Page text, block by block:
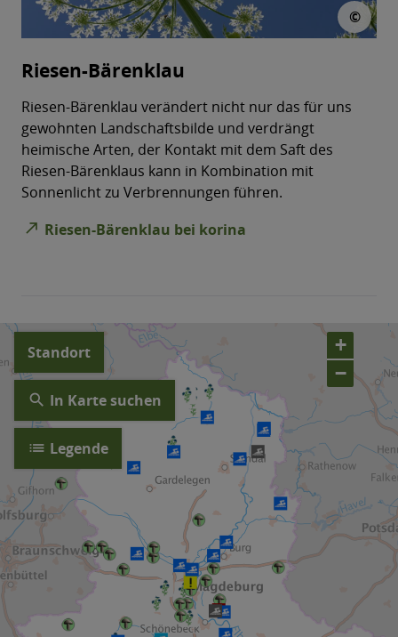
© ©
Riesen-Bärenklau
Riesen-Bärenklau verändert nicht nur das für uns
gewohnten Landschaftsbilde und verdrängt
heimische Arten, der Kontakt mit dem Saft des
Riesen-Bärenklaus kann in Kombination mit
Sonnenlicht zu Verbrennungen führen.
north_east Riesen-Bärenklau bei korina